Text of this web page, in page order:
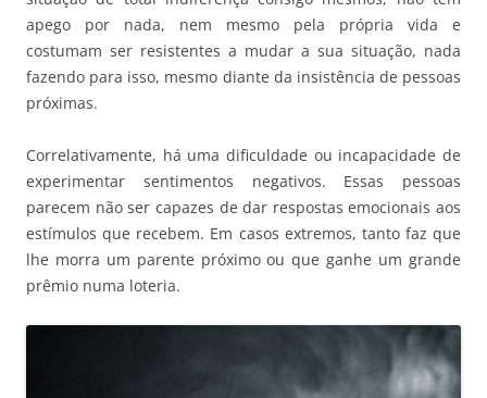
apego por nada, nem mesmo pela própria vida e
costumam ser resistentes a mudar a sua situação, nada
fazendo para isso, mesmo diante da insistência de pessoas
próximas.
Correlativamente, há uma dificuldade ou incapacidade de
experimentar sentimentos negativos. Essas pessoas
parecem não ser capazes de dar respostas emocionais aos
estímulos que recebem. Em casos extremos, tanto faz que
lhe morra um parente próximo ou que ganhe um grande
prêmio numa loteria.